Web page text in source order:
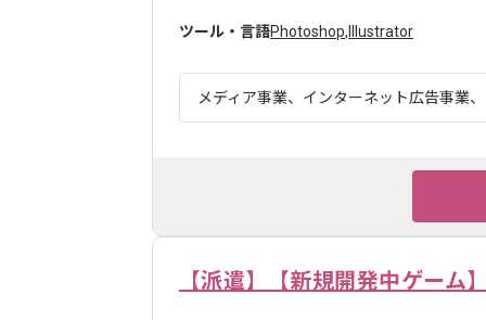
ツール・言語Photoshop, Illustrator
メディア事業、インターネット広告事業
【派遣】【新規開発中ゲーム